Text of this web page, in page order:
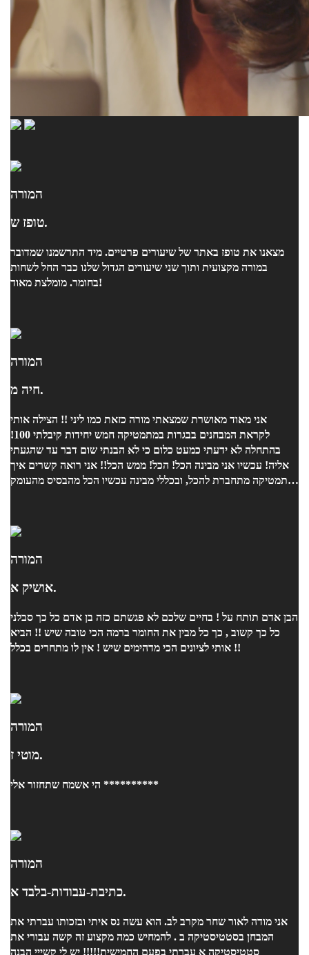
המורה
טופז ש.
מצאנו את טופז באתר של שיעורים פרטיים. מיד התרשמנו שמדובר
במורה מקצועית ותוך שני שיעורים הגדול שלנו כבר החל לשחות
בחומר. מומלצת מאוד!
המורה
חיה מ.
אני מאוד מאושרת שמצאתי מורה כזאת כמו ליני !! הצילה אותי
לקראת המבחנים בבגרות במתמטיקה חמש יחידות קיבלתי 100!
בהתחלה לא ידעתי כמעט כלום כי לא הבנתי שום דבר עד שהגעתי
אליה! עכשיו אני מבינה הכל! הכל! ממש הכל!! אני רואה קשרים איך
מתמטיקה מתחברת להכל, ובכללי מבינה עכשיו הכל מהבסיס מהעומק
המורה
אושיק א.
הבן אדם תותח על ! בחיים שלכם לא פגשתם כזה בן אדם כל כך סבלני
כל כך קשוב , כך כל מבין את החומר ברמה הכי טובה שיש !! הביא
אותי לציונים הכי מדהימים שיש ! אין לו מתחרים בכלל !!
המורה
מוטי ז.
הי אשמח שתחזור אלי **********
המורה
כתיבת-עבודות-בלבד א.
אני מודה לאור שחר מקרב לב. הוא עשה נס איתי ובזכותו עברתי את
המבחן בסטטיסטיקה ב . להמחיש כמה מקצוע זה קשה עבורי את
סטטיסטיקה א עברתי בפעם החמישית!!!!! יש לי קשייי הבנה